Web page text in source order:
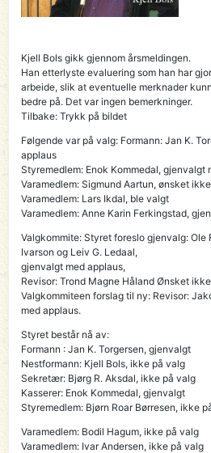
Kjell Bols gikk gjennom årsmeldingen.
Han etterlyste evaluering som han har
arbeide, slik at eventuelle merknader
bedre på. Det var ingen bemerkninger.
Tilbake: Trykk på bildet
Følgende var på valg: Formann: Jan K.
applaus
Styremedlem: Enok Kommedal, gjenvalgt
Varamedlem: Sigmund Aartun, ønsket
Varamedlem: Lars Ikdal, ble valgt
Varamedlem: Anne Karin Ferkingstad,
Valgkommite: Styret foreslo gjenvalg: Ole
Ivarson og Leiv G. Ledaal,
gjenvalgt med applaus,
Revisor: Trond Magne Håland Ønsket
Valgkommiteen forslag til ny: Revisor:
med applaus.
Styret består nå av:
Formann : Jan K. Torgersen, gjenvalgt
Nestformann: Kjell Bols, ikke på valg
Sekretær: Bjørg R. Aksdal, ikke på valg
Kasserer: Enok Kommedal, gjenvalgt
Styremedlem: Bjørn Roar Børresen, ikke
Varamedlem: Bodil Hagum, ikke på valg
Varamedlem: Ivar Andersen, ikke på valg